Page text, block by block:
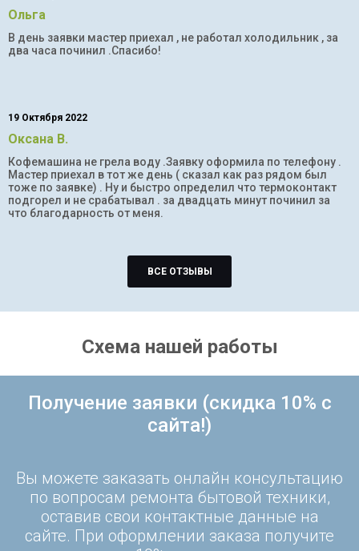
Ольга
В день заявки мастер приехал , не работал холодильник , за
два часа починил .Спасибо!
19 Октября 2022
Оксана В.
Кофемашина не грела воду .Заявку оформила по телефону .
Мастер приехал в тот же день ( сказал как раз рядом был
тоже по заявке) . Ну и быстро определил что термоконтакт
подгорел и не срабатывал . за двадцать минут починил за
что благодарность от меня.
ВСЕ ОТЗЫВЫ
Схема нашей работы
Получение заявки (скидка 10% с
сайта!)
Вы можете заказать онлайн консультацию
по вопросам ремонта бытовой техники,
оставив свои контактные данные на
сайте. При оформлении заказа получите